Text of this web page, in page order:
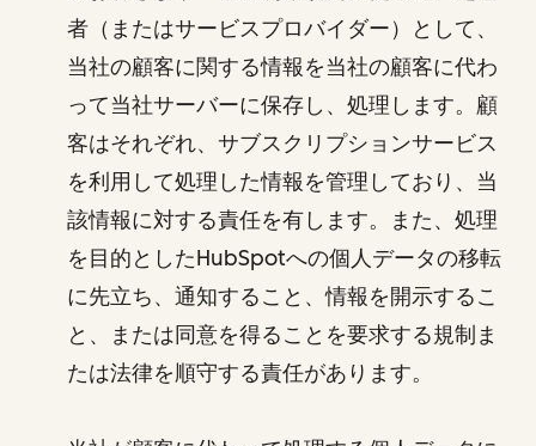
者（またはサービスプロバイダー）として、
当社の顧客に関する情報を当社の顧客に代わ
って当社サーバーに保存し、処理します。顧
客はそれぞれ、サブスクリプションサービス
を利用して処理した情報を管理しており、当
該情報に対する責任を有します。また、処理
を目的としたHubSpotへの個人データの移転
に先立ち、通知すること、情報を開示するこ
と、または同意を得ることを要求する規制ま
たは法律を順守する責任があります。